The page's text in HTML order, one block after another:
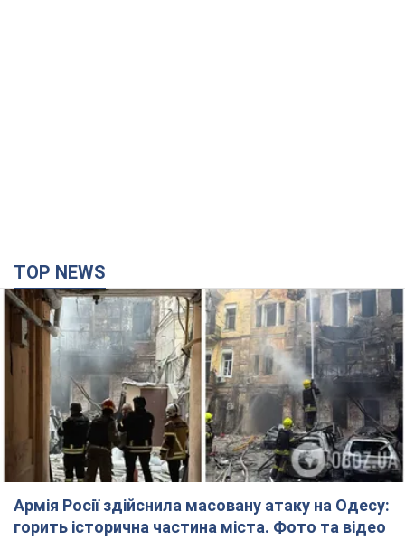
TOP NEWS
Армія Росії здійснила масовану атаку на Одесу:
горить історична частина міста. Фото та відео